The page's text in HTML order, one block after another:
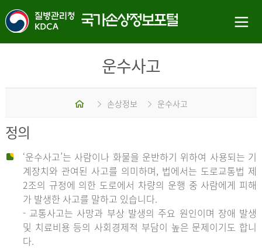
운수사고
홈 손상정보 운수사고
정의
‘운수사고’는 사람이나 화물을 운반하기 위하여 사용되는 기
계장치와 관여된 사고를 의미하며, 법에서는 도로교통법 제
2조의 규정에 의한 도로에서 차량의 운행 중 사람에게 피해
가 발생한 사고를 말하고 있습니다.
- 교통사고는 사망과 부상 발생의 주요 원인이며 장애 발생
및 치료비용 등의 사회경제적 부담이 높은 문제이기도 합니
다.